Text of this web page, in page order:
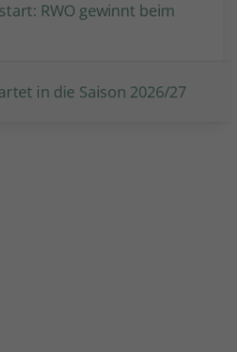
RWO gewinnt beim
in die Saison 2026/27